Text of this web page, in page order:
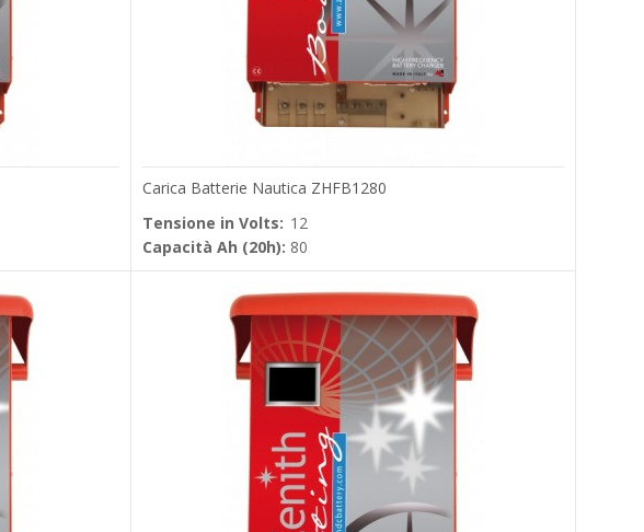
Carica Batterie Nautica ZHFB1280
Tensione in Volts: 12
Capacità Ah (20h): 80